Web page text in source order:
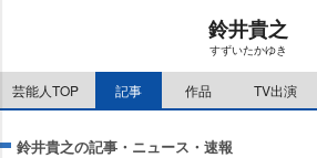
鈴井貴之
すずいたかゆき
芸能人TOP 記事 作品 TV出演
鈴井貴之の記事・ニュース・速報